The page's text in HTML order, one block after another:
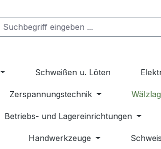
Schweißen u. Löten
Zerspannungstechnik
Betriebs- und Lagereinrichtungen
Handwerkzeuge